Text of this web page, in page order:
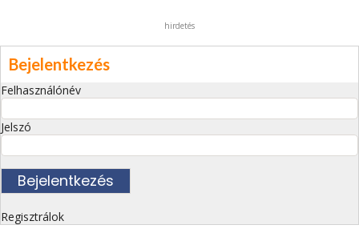
hirdetés
Bejelentkezés
Felhasználónév
Jelszó
Regisztrálok